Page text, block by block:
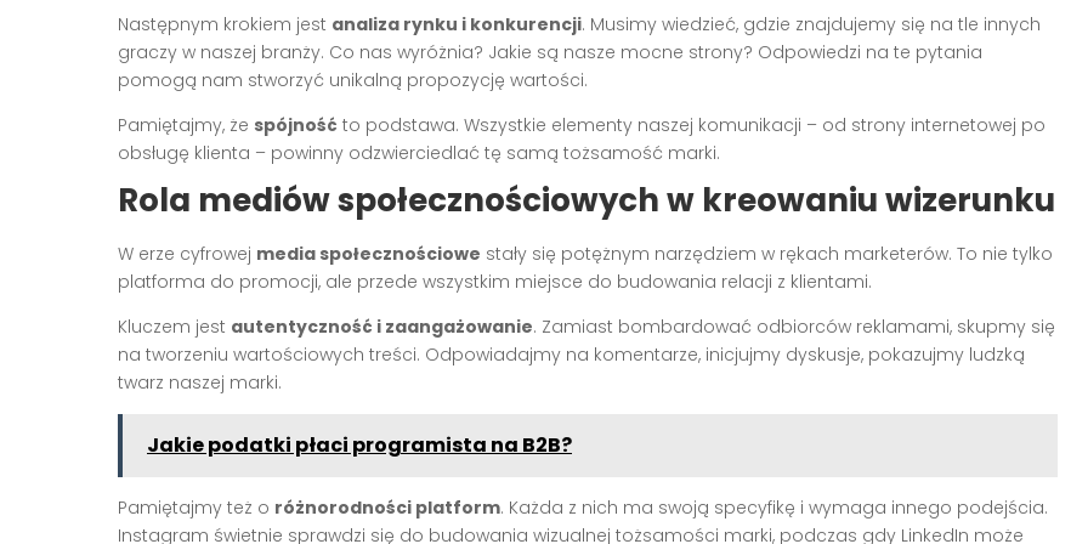
Następnym krokiem jest analiza rynku i konkurencji. Musimy wiedzieć, gdzie znajdujemy się na tle innych
graczy w naszej branży. Co nas wyróżnia? Jakie są nasze mocne strony? Odpowiedzi na te pytania
pomogą nam stworzyć unikalną propozycję wartości.
Pamiętajmy, że spójność to podstawa. Wszystkie elementy naszej komunikacji – od strony internetowej po
obsługę klienta – powinny odzwierciedlać tę samą tożsamość marki.
Rola mediów społecznościowych w kreowaniu wizerunku
W erze cyfrowej media społecznościowe stały się potężnym narzędziem w rękach marketerów. To nie tylko
platforma do promocji, ale przede wszystkim miejsce do budowania relacji z klientami.
Kluczem jest autentyczność i zaangażowanie. Zamiast bombardować odbiorców reklamami, skupmy się
na tworzeniu wartościowych treści. Odpowiadajmy na komentarze, inicjujmy dyskusje, pokazujmy ludzką
twarz naszej marki.
Jakie podatki płaci programista na B2B?
Pamiętajmy też o różnorodności platform. Każda z nich ma swoją specyfikę i wymaga innego podejścia.
Instagram świetnie sprawdzi się do budowania wizualnej tożsamości marki, podczas gdy LinkedIn może